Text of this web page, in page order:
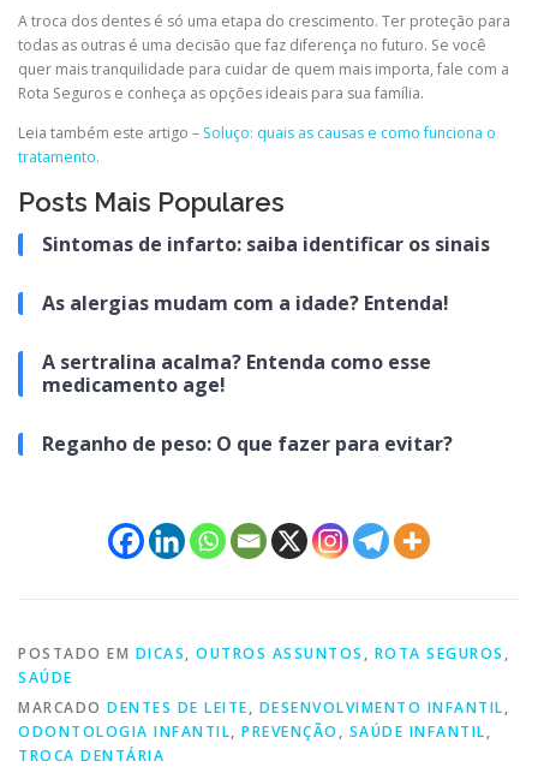
A troca dos dentes é só uma etapa do crescimento. Ter proteção para
todas as outras é uma decisão que faz diferença no futuro. Se você
quer mais tranquilidade para cuidar de quem mais importa, fale com a
Rota Seguros e conheça as opções ideais para sua família.
Leia também este artigo – Soluço: quais as causas e como funciona o
tratamento.
Posts Mais Populares
Sintomas de infarto: saiba identificar os sinais
As alergias mudam com a idade? Entenda!
A sertralina acalma? Entenda como esse
medicamento age!
Reganho de peso: O que fazer para evitar?
POSTADO EM DICAS, OUTROS ASSUNTOS , ROTA SEGUROS ,
SAÚDE
MARCADO DENTES DE LEITE, DESENVOLVIMENTO INFANTIL,
ODONTOLOGIA INFANTIL, PREVENÇÃO , SAÚDE INFANTIL,
TROCA DENTÁRIA